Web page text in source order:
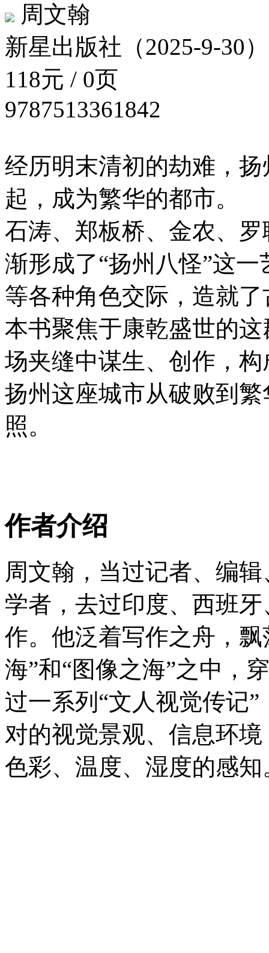
周文翰
新星出版社（2025-9-30）
118元 / 0页
9787513361842
经历明末清初的劫难，
起，成为繁华的都市。
石涛、郑板桥、金农、
渐形成了“扬州八怪”这
等各种角色交际，造就
本书聚焦于康乾盛世的
场夹缝中谋生、创作，
扬州这座城市从破败到
照。
作者介绍
周文翰，当过记者、编
学者，去过印度、西班
作。他泛着写作之舟，
海”和“图像之海”之中，
过一系列“文人视觉传记
对的视觉景观、信息环
色彩、温度、湿度的感知